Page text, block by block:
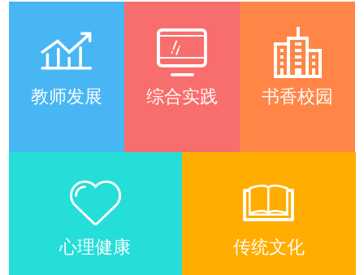
教师发展 综合实践 书香校园
心理健康 传统文化